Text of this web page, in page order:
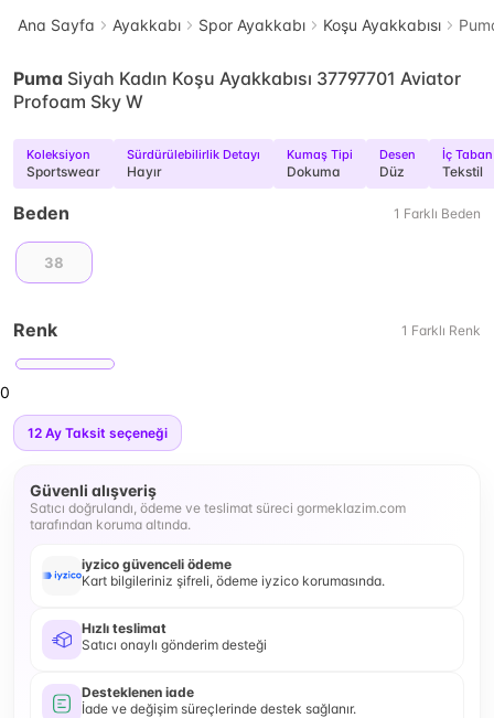
Ana Sayfa Ayakkabı Spor Ayakkabı Koşu Ayakkabısı
Puma Siyah Kadın Koşu Ayakkabısı 37797701 Aviator
Profoam Sky W
Koleksiyon
Sportswear
Sürdürülebilirlik Detayı
Hayır
Kumaş Tipi
Dokuma
Desen
Düz
İç
Tekstil
Beden 1 Farklı Beden
38
Renk 1 Farklı Renk
0
12 Ay Taksit seçeneği
Güvenli alışveriş
Satıcı doğrulandı, ödeme ve teslimat süreci gormeklazim.com
tarafından koruma altında.
iyzico güvenceli ödeme
Kart bilgileriniz şifreli, ödeme iyzico korumasında.
Hızlı teslimat
Satıcı onaylı gönderim desteği
Desteklenen iade
İade ve değişim süreçlerinde destek sağlanır.